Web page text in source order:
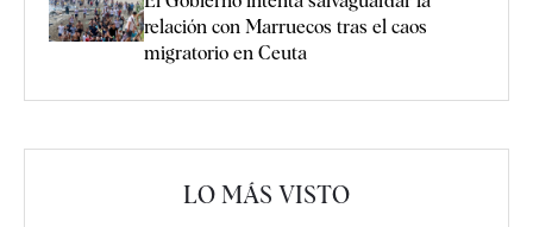
relación con Marruecos tras el caos
migratorio en Ceuta
LO MÁS VISTO